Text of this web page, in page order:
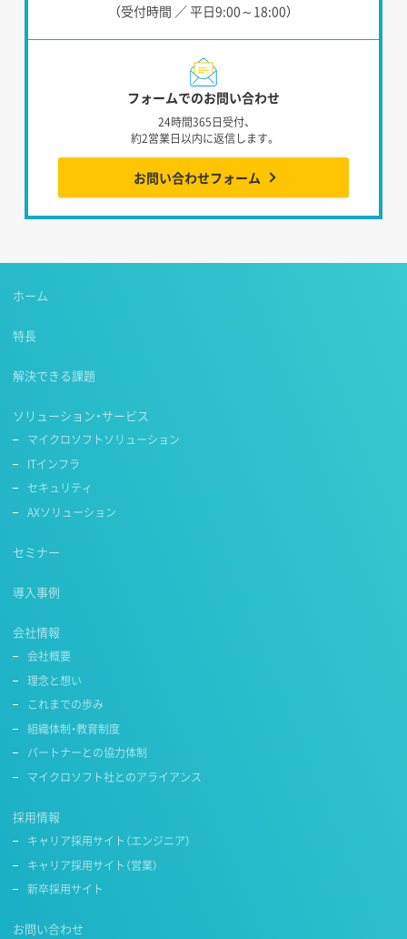
（受付時間 ／ 平日9:00～18:00）
フォームでのお問い合わせ
24時間365日受付、
約2営業日以内に返信します。
お問い合わせフォーム
ホーム
特長
解決できる課題
ソリューション・サービス
マイクロソフトソリューション
ITインフラ
セキュリティ
AXソリューション
セミナー
導入事例
会社情報
会社概要
理念と想い
これまでの歩み
組織体制・教育制度
パートナーとの協力体制
マイクロソフト社とのアライアンス
採用情報
キャリア採用サイト（エンジニア）
キャリア採用サイト（営業）
新卒採用サイト
お問い合わせ